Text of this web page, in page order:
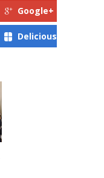
Google+
Delicious